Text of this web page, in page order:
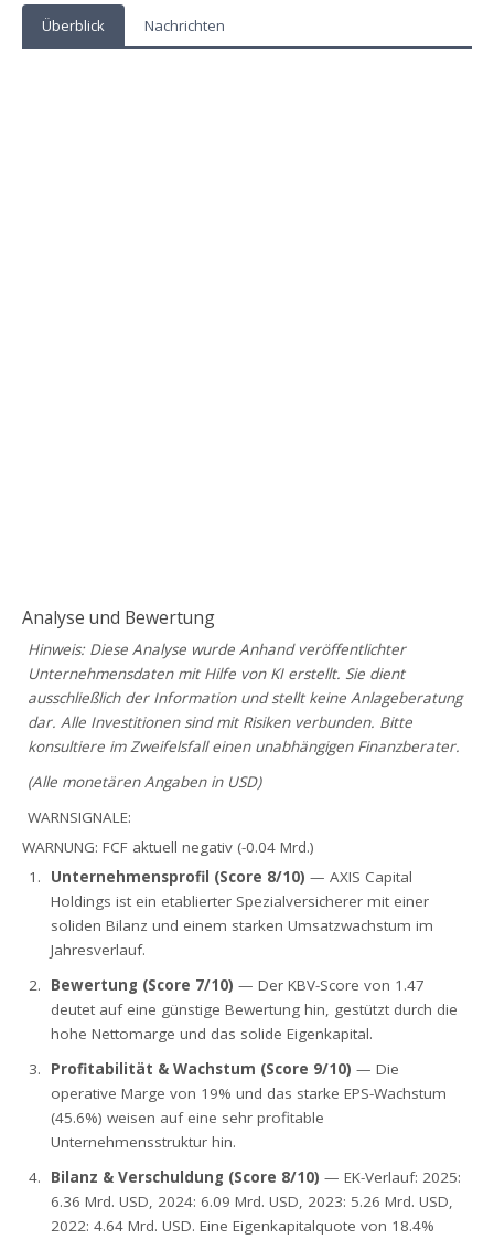
Überblick Nachrichten
Analyse und Bewertung
Hinweis: Diese Analyse wurde Anhand veröffentlichter
Unternehmensdaten mit Hilfe von KI erstellt. Sie dient
ausschließlich der Information und stellt keine Anlageberatung
dar. Alle Investitionen sind mit Risiken verbunden. Bitte
konsultiere im Zweifelsfall einen unabhängigen Finanzberater.
(Alle monetären Angaben in USD)
WARNSIGNALE:
WARNUNG: FCF aktuell negativ (-0.04 Mrd.)
Unternehmensprofil (Score 8/10) — AXIS Capital
Holdings ist ein etablierter Spezialversicherer mit einer
soliden Bilanz und einem starken Umsatzwachstum im
Jahresverlauf.
Bewertung (Score 7/10) — Der KBV-Score von 1.47
deutet auf eine günstige Bewertung hin, gestützt durch die
hohe Nettomarge und das solide Eigenkapital.
Profitabilität & Wachstum (Score 9/10) — Die
operative Marge von 19% und das starke EPS-Wachstum
(45.6%) weisen auf eine sehr profitable
Unternehmensstruktur hin.
Bilanz & Verschuldung (Score 8/10) — EK-Verlauf: 2025:
6.36 Mrd. USD, 2024: 6.09 Mrd. USD, 2023: 5.26 Mrd. USD,
2022: 4.64 Mrd. USD. Eine Eigenkapitalquote von 18.4%